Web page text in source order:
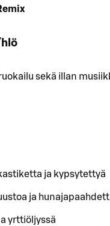
sekä illan
ja kypsytettyä
ja
yrttiöljyssä